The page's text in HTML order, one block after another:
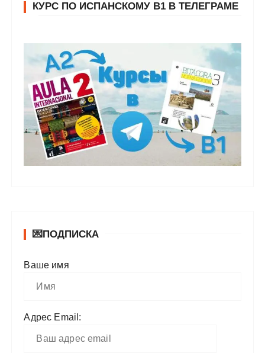
КУРС ПО ИСПАНСКОМУ В1 В ТЕЛЕГРАМЕ
💌ПОДПИСКА
Ваше имя
Адрес Email: